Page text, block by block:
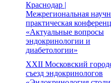
Краснодар |
Межрегиональная
практическая
«Актуальные вопросы
эндокринологии и
диабетологии»
XXII Московский
съезд эндокринологов